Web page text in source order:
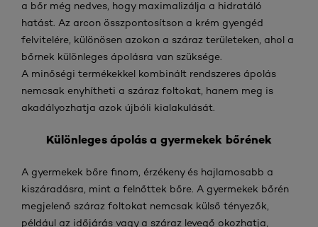
a bőr még nedves, hogy maximalizálja a hidratáló
hatást. Az arcon összpontosítson a krém gyengéd
felvitelére, különösen azokon a száraz területeken, ahol a
bőrnek különleges ápolásra van szüksége.
A minőségi termékekkel kombinált rendszeres ápolás
nemcsak enyhítheti a száraz foltokat, hanem meg is
akadályozhatja azok újbóli kialakulását.
Különleges ápolás a gyermekek bőrének
A gyermekek bőre finom, érzékeny és hajlamosabb a
kiszáradásra, mint a felnőttek bőre. A gyermekek bőrén
megjelenő száraz foltokat nemcsak külső tényezők,
például az időjárás vagy a száraz levegő okozhatja,